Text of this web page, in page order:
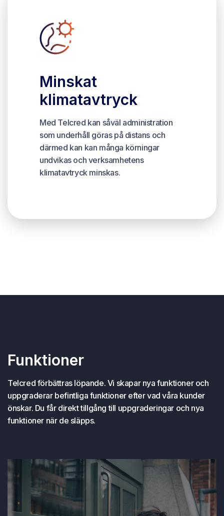
Minskat
klimatavtryck
Med Telcred kan såväl administration
som underhåll göras på distans och
därmed kan kan många körningar
undvikas och verksamhetens
klimatavtryck minskas.
Funktioner
Telcred förbättras löpande. Vi skapar nya funktioner och
uppgraderar befintliga funktioner efter vad våra kunder
önskar. Du får direkt tillgång till uppgraderingar och nya
funktioner när de släpps.